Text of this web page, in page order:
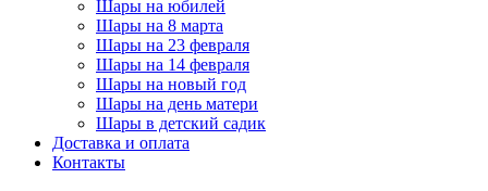
Шары на юбилей
Шары на 8 марта
Шары на 23 февраля
Шары на 14 февраля
Шары на новый год
Шары на день матери
Шары в детский садик
Доставка и оплата
Контакты